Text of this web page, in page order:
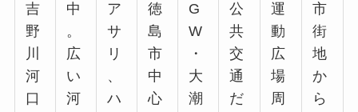
吉
野
川
河
口
中
。
広
い
河
ア
サ
リ
、
ハ
徳
島
市
中
心
G
W
・
大
潮
公
共
交
通
だ
運
動
広
場
周
市
街
地
か
ら